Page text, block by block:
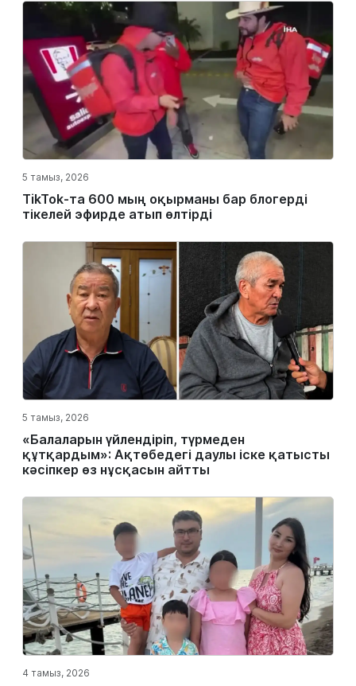
5 тамыз, 2026
TikTok-та 600 мың оқырманы бар блогерді
тікелей эфирде атып өлтірді
5 тамыз, 2026
«Балаларын үйлендіріп, түрмеден
құтқардым»: Ақтөбедегі даулы іске қатысты
кәсіпкер өз нұсқасын айтты
4 тамыз, 2026